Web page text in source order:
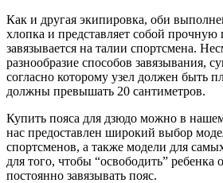
Как и другая экипировка, оби
хлопка и представляет собой прочную
завязывается на талии спортсмена.
разнообразие способов завязывания,
согласно которому узел должен быть
должны превышать 20 сантиметров.
Купить пояса для дзюдо можно в
нас предоставлен широкий выбор
спортсменов, а также модели для
для того, чтобы “освободить” ребенка
постоянно завязывать пояс.